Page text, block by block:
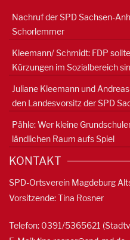
Nachruf der SPD Sachsen-
Schorlemmer
Kleemann/ Schmidt: FDP
Kürzungen im Sozialbereich
Juliane Kleemann und
den Landesvorsitz der SPD
Pähle: Wer kleine
ländlichen Raum aufs Spiel
KONTAKT
SPD-Ortsverein Magdeburg
Vorsitzende: Tina Rosner
Telefon: 0391/5365621